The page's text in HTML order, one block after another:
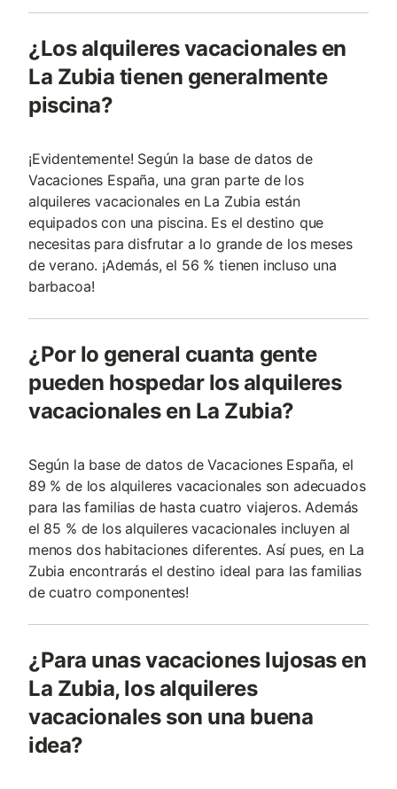
¿Los alquileres vacacionales en
La Zubia tienen generalmente
piscina?
¡Evidentemente! Según la base de datos de
Vacaciones España, una gran parte de los
alquileres vacacionales en La Zubia están
equipados con una piscina. Es el destino que
necesitas para disfrutar a lo grande de los meses
de verano. ¡Además, el 56 % tienen incluso una
barbacoa!
¿Por lo general cuanta gente
pueden hospedar los alquileres
vacacionales en La Zubia?
Según la base de datos de Vacaciones España, el
89 % de los alquileres vacacionales son adecuados
para las familias de hasta cuatro viajeros. Además
el 85 % de los alquileres vacacionales incluyen al
menos dos habitaciones diferentes. Así pues, en La
Zubia encontrarás el destino ideal para las familias
de cuatro componentes!
¿Para unas vacaciones lujosas en
La Zubia, los alquileres
vacacionales son una buena
idea?